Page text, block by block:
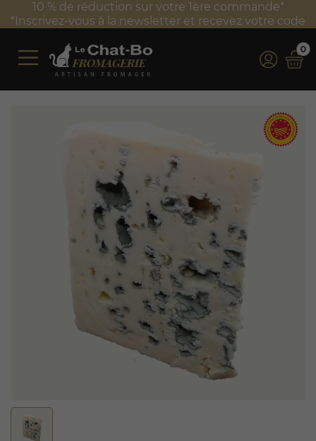
10 % de réduction sur votre 1ère commande*
*Inscrivez-vous à la newsletter et recevez votre code
0